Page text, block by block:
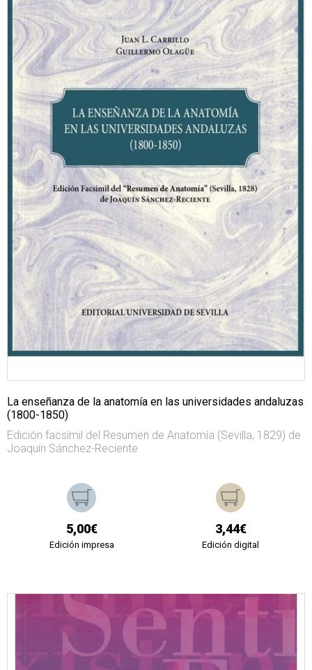
La enseñanza de la anatomía en las universidades andaluzas
(1800-1850)
Edición facsímil del Resumen de Anatomía (Sevilla, 1829) de
Joaquín Sánchez-Reciente
5,00€
Edición impresa
3,44€
Edición digital